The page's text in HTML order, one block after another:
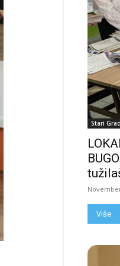
Stari
Više